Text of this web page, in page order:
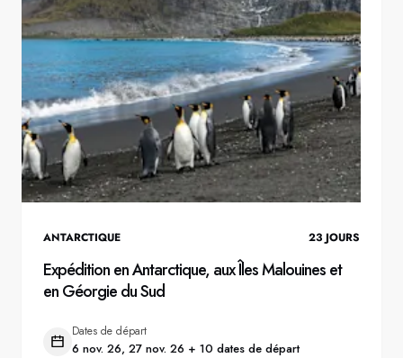
ANTARCTIQUE 23 JOURS
Expédition en Antarctique, aux Îles Malouines et
en Géorgie du Sud
Dates de départ
6 nov. 26, 27 nov. 26 + 10 dates de départ